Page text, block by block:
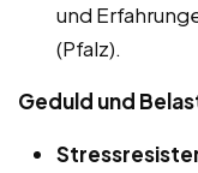
und
(Pfalz).
Geduld und